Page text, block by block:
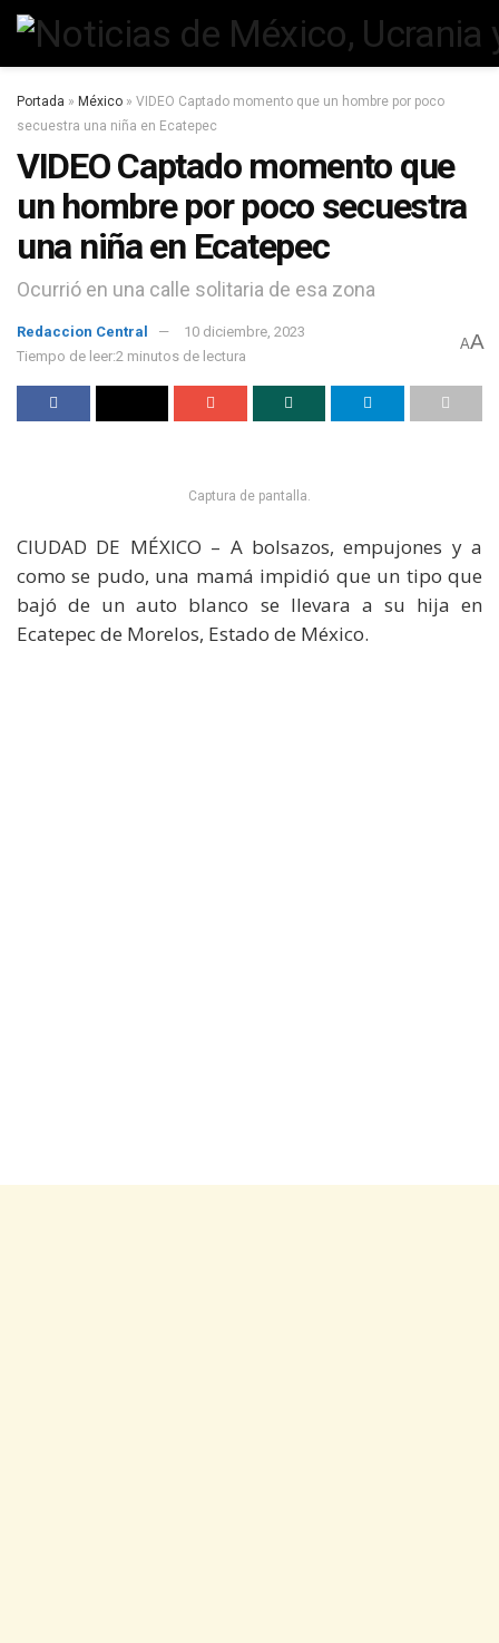
Portada » México » VIDEO Captado momento que un hombre por poco
secuestra una niña en Ecatepec
VIDEO Captado momento que
un hombre por poco secuestra
una niña en Ecatepec
Ocurrió en una calle solitaria de esa zona
Redaccion Central
10 diciembre, 2023
Tiempo de leer:2 minutos de lectura
AA
Captura de pantalla.
CIUDAD DE MÉXICO – A bolsazos, empujones y a
como se pudo, una mamá impidió que un tipo que
bajó de un auto blanco se llevara a su hija en
Ecatepec de Morelos, Estado de México.